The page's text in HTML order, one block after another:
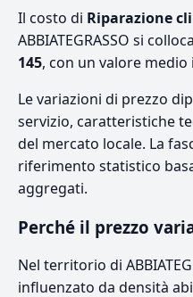
Il costo di Riparazione
ABBIATEGRASSO si
145, con un valore
Le variazioni di prezzo
servizio, caratteristiche
del mercato locale. La
riferimento statistico
aggregati.
Perché il prezzo varia
Nel territorio di
influenzato da densità